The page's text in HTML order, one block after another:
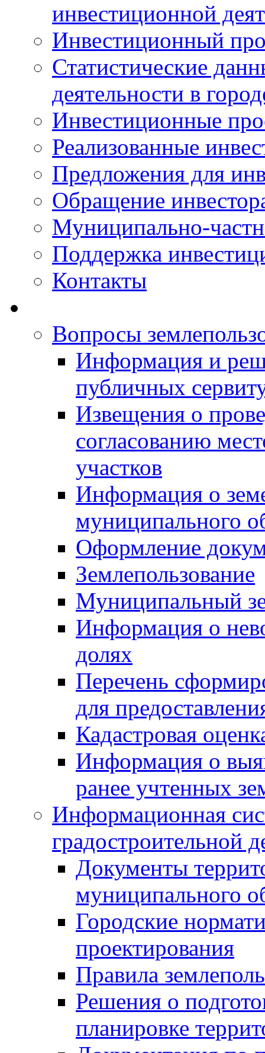
инвестиционной
Инвестиционный
Статистические
деятельности в
Инвестиционные
Реализованные
Предложения для
Обращение
Муниципально-
Поддержка
Контакты
Вопросы
Информация и
публичных
Извещения о
согласованию
участков
Информация о
муниципального
Оформление
Землепользование
Муниципальный
Информация о
долях
Перечень
для
Кадастровая
Информация о
ранее учтенных
Информационная
градостроительной
Документы
муниципального
Городские
проектирования
Правила
Решения о
планировке